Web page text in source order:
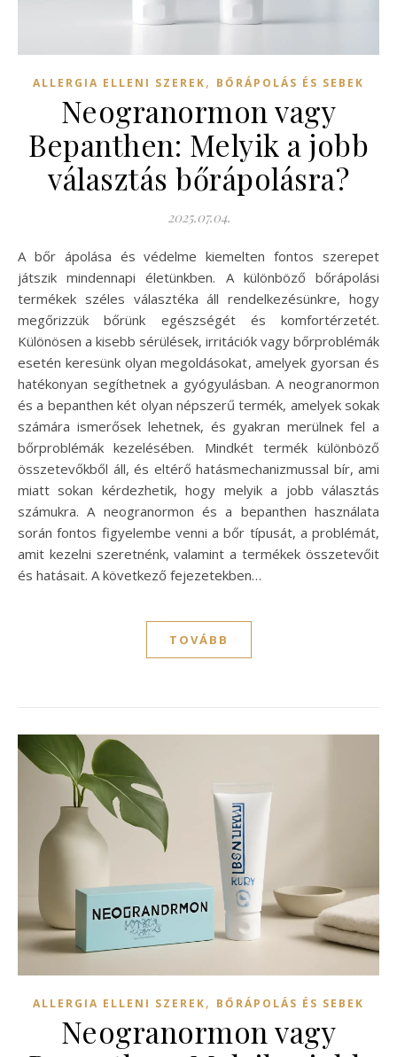
ALLERGIA ELLENI SZEREK, BŐRÁPOLÁS ÉS SEBEK
Neogranormon vagy
Bepanthen: Melyik a jobb
választás bőrápolásra?
2025.07.04.
A bőr ápolása és védelme kiemelten fontos szerepet
játszik mindennapi életünkben. A különböző bőrápolási
termékek széles választéka áll rendelkezésünkre, hogy
megőrizzük bőrünk egészségét és komfortérzetét.
Különösen a kisebb sérülések, irritációk vagy bőrproblémák
esetén keresünk olyan megoldásokat, amelyek gyorsan és
hatékonyan segíthetnek a gyógyulásban. A neogranormon
és a bepanthen két olyan népszerű termék, amelyek sokak
számára ismerősek lehetnek, és gyakran merülnek fel a
bőrproblémák kezelésében. Mindkét termék különböző
összetevőkből áll, és eltérő hatásmechanizmussal bír, ami
miatt sokan kérdezhetik, hogy melyik a jobb választás
számukra. A neogranormon és a bepanthen használata
során fontos figyelembe venni a bőr típusát, a problémát,
amit kezelni szeretnénk, valamint a termékek összetevőit
és hatásait. A következő fejezetekben…
TOVÁBB
ALLERGIA ELLENI SZEREK, BŐRÁPOLÁS ÉS SEBEK
Neogranormon vagy